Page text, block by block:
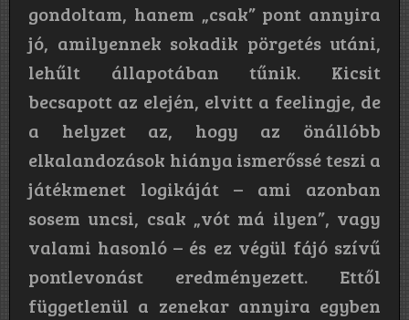
gondoltam, hanem „csak” pont annyira
jó, amilyennek sokadik pörgetés utáni,
lehűlt állapotában tűnik. Kicsit
becsapott az elején, elvitt a feelingje, de
a helyzet az, hogy az önállóbb
elkalandozások hiánya ismerőssé teszi a
játékmenet logikáját – ami azonban
sosem uncsi, csak „vót má ilyen”, vagy
valami hasonló – és ez végül fájó szívű
pontlevonást eredményezett. Ettől
függetlenül a zenekar annyira egyben